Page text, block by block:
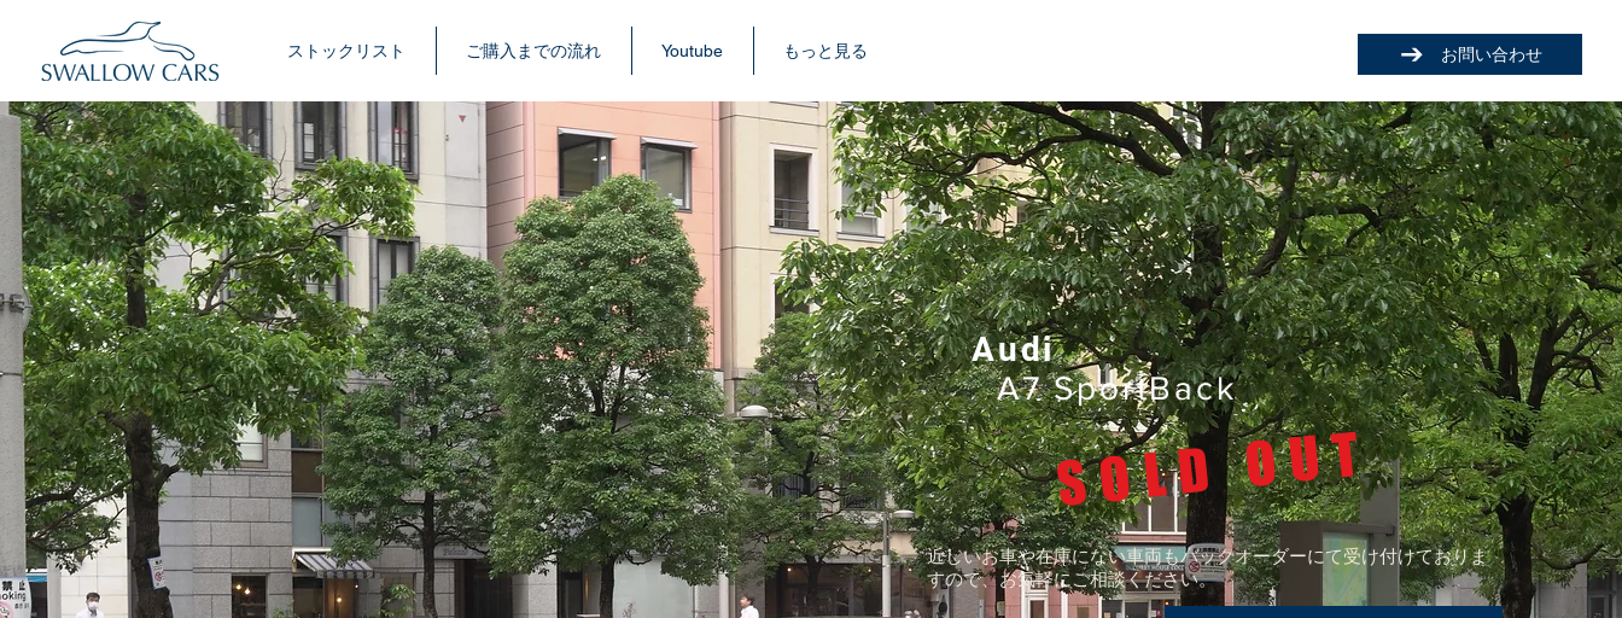
ストックリスト ご購入までの流れ Youtube もっと見る お問い合わせ
Audi
A7 SportBack
​SOLD OUT
近しいお車や在庫にない車両もバックオーダーにて受け付けておりま
すので、お気軽にご相談ください。